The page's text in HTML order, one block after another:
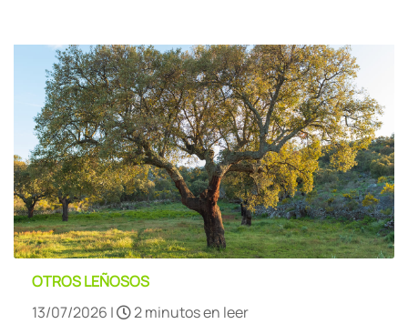
OTROS LEÑOSOS
13/07/2026 |
2 minutos en leer